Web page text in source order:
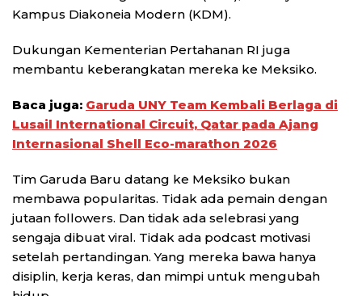
Kampus Diakoneia Modern (KDM).
Dukungan Kementerian Pertahanan RI juga
membantu keberangkatan mereka ke Meksiko.
Baca juga: Garuda UNY Team Kembali Berlaga di
Lusail International Circuit, Qatar pada Ajang
Internasional Shell Eco-marathon 2026
Tim Garuda Baru datang ke Meksiko bukan
membawa popularitas. Tidak ada pemain dengan
jutaan followers. Dan tidak ada selebrasi yang
sengaja dibuat viral. Tidak ada podcast motivasi
setelah pertandingan. Yang mereka bawa hanya
disiplin, kerja keras, dan mimpi untuk mengubah